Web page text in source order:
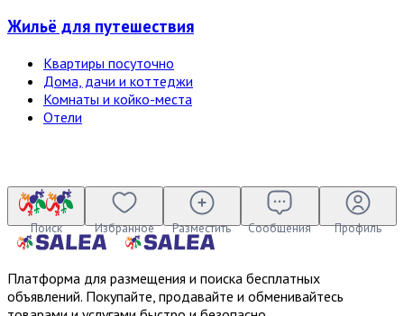
Жильё для путешествия
Квартиры посуточно
Дома, дачи и коттеджи
Комнаты и койко-места
Отели
Поиск Избранное Разместить Сообщения Профиль
Платформа для размещения и поиска бесплатных
объявлений. Покупайте, продавайте и обменивайтесь